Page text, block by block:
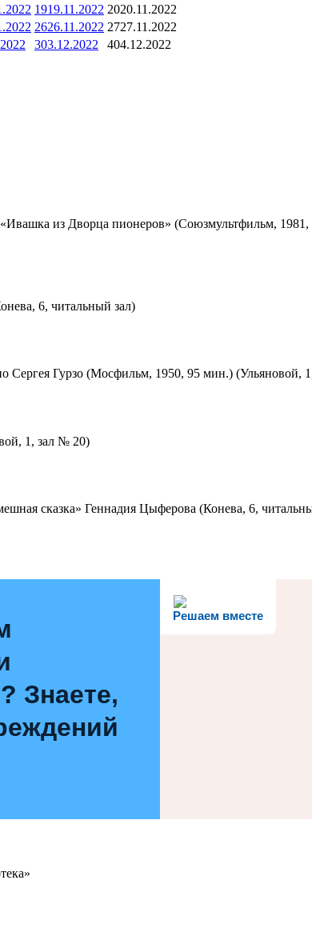
1919.11.2022 2020.11.2022
2626.11.2022 2727.11.2022
303.12.2022 404.12.2022
из Дворца пионеров» (Союзмультфильм,
6, читальный зал)
Сергея Гурзо (Мосфильм, 1950, 95 мин.) (Ульяновой,
1, зал № 20)
сказка» Геннадия Цыферова (Конева, 6,
Решаем вместе
Знаете,